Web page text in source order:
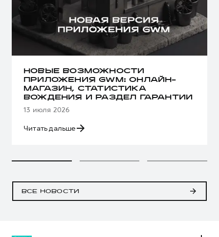
НОВЫЕ ВОЗМОЖНОСТИ
ПРИЛОЖЕНИЯ GWM: ОНЛАЙН-
МАГАЗИН, СТАТИСТИКА
ВОЖДЕНИЯ И РАЗДЕЛ ГАРАНТИИ
13 июля 2026
Читать дальше
ВСЕ НОВОСТИ